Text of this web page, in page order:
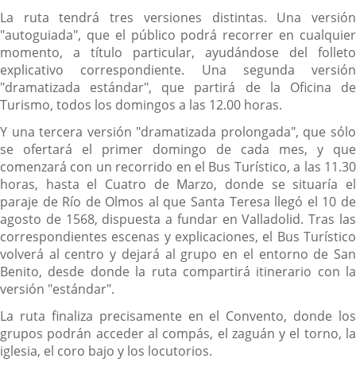
La ruta tendrá tres versiones distintas. Una versión
"autoguiada", que el público podrá recorrer en cualquier
momento, a título particular, ayudándose del folleto
explicativo correspondiente. Una segunda versión
"dramatizada estándar", que partirá de la Oficina de
Turismo, todos los domingos a las 12.00 horas.
Y una tercera versión "dramatizada prolongada", que sólo
se ofertará el primer domingo de cada mes, y que
comenzará con un recorrido en el Bus Turístico, a las 11.30
horas, hasta el Cuatro de Marzo, donde se situaría el
paraje de Río de Olmos al que Santa Teresa llegó el 10 de
agosto de 1568, dispuesta a fundar en Valladolid. Tras las
correspondientes escenas y explicaciones, el Bus Turístico
volverá al centro y dejará al grupo en el entorno de San
Benito, desde donde la ruta compartirá itinerario con la
versión "estándar".
La ruta finaliza precisamente en el Convento, donde los
grupos podrán acceder al compás, el zaguán y el torno, la
iglesia, el coro bajo y los locutorios.